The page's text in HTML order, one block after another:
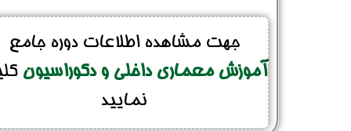
جهت مشاهده اطلاعات دوره جامع
آموزش معماری داخلی و دکوراسیون
نمایید